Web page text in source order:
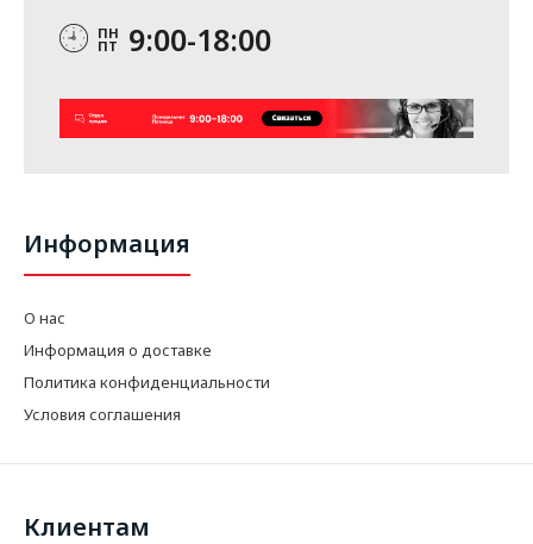
ПН
ПТ 9:00-18:00
Информация
О нас
Информация о доставке
Политика конфиденциальности
Условия соглашения
Клиентам